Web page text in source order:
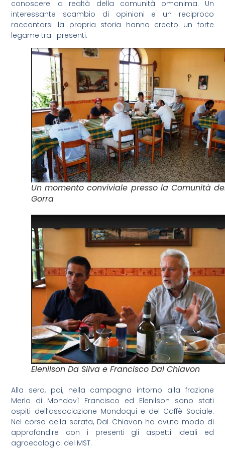
conoscere la realtà della comunità omonima. Un
interessante scambio di opinioni e un reciproco
raccontarsi la propria storia hanno creato un forte
legame tra i presenti.
Un momento conviviale presso la Comunità
Gorra
Elenilson Da Silva e Francisco Dal Chiavon
Alla sera, poi, nella campagna intorno alla frazione
Merlo di Mondovì Francisco ed Elenilson sono stati
ospiti dell’associazione Mondoqui e del Caffè Sociale.
Nel corso della serata, Dal Chiavon ha avuto modo di
approfondire con i presenti gli aspetti ideali ed
agroecologici del MST.